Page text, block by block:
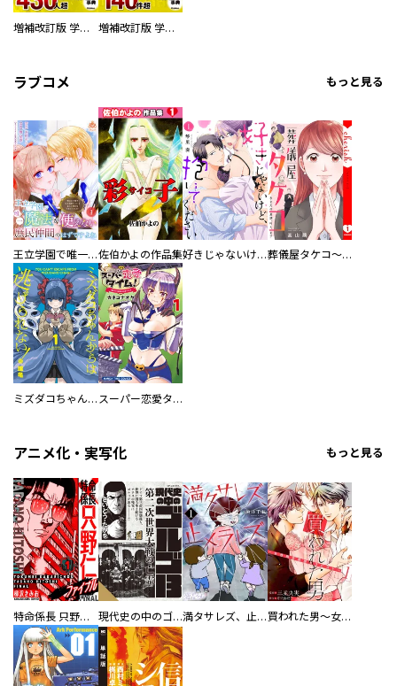
増補改訂版 学研まんが NEW世界の歴史 別巻 人物学習事典 増補改訂版 学研まんが NEW世界の歴史 別巻 世界遺産学習事典
ラブコメ もっと見る
王立学園で唯一魔法が使えない庶民仲間のはずですよね～実は王子様で私を溺愛しているなんて告白はやめてください～佐伯かよの作品集 好きじゃないけど、抱いてください【電子単行本版／特典おまけ付き】 葬儀屋タケコ～あなたの最期、叶えます【電子単行本版】
ミズダコちゃんからは逃げられない！ スーパー恋愛タイム！～現場でドＳな彼女は自宅でデレる～
アニメ化・実写化 もっと見る
特命係長 只野仁ファイナル 愛蔵版 現代史の中のゴルゴ13 満タサレズ、止メラレズ 買われた男～女性限定快感セラピスト～【描き下ろしおまけ付き特装版】